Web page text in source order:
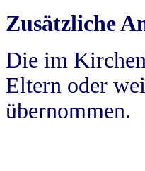
Zusätzliche
Die im
Eltern oder
übernommen.